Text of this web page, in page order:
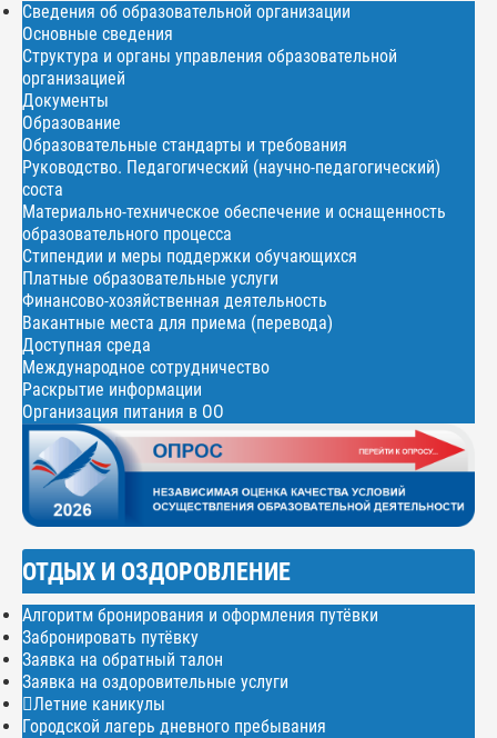
Сведения об образовательной организации
Основные сведения
Структура и органы управления образовательной
организацией
Документы
Образование
Образовательные стандарты и требования
Руководство. Педагогический (научно-педагогический)
соста
Материально-техническое обеспечение и оснащенность
образовательного процесса
Стипендии и меры поддержки обучающихся
Платные образовательные услуги
Финансово-хозяйственная деятельность
Вакантные места для приема (перевода)
Доступная среда
Международное сотрудничество
Раскрытие информации
Организация питания в ОО
ОТДЫХ И ОЗДОРОВЛЕНИЕ
Алгоритм бронирования и оформления путёвки
Забронировать путёвку
Заявка на обратный талон
Заявка на оздоровительные услуги
Летние каникулы
Городской лагерь дневного пребывания